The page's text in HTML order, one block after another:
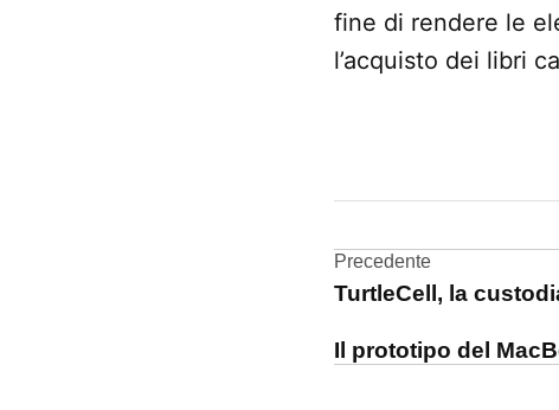
fine di rendere le
l’acquisto dei libri
studenti
Navigazione
Precedente
TurtleCell, la
Il prototipo del